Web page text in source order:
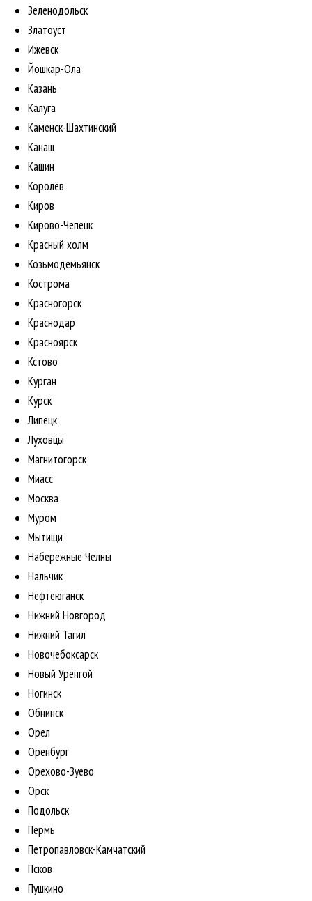
Зеленодольск
Златоуст
Ижевск
Йошкар-Ола
Казань
Калуга
Каменск-Шахтинский
Канаш
Кашин
Королёв
Киров
Кирово-Чепецк
Красный холм
Козьмодемьянск
Кострома
Красногорск
Краснодар
Красноярск
Кстово
Курган
Курск
Липецк
Луховцы
Магнитогорск
Миасс
Москва
Муром
Мытищи
Набережные Челны
Нальчик
Нефтеюганск
Нижний Новгород
Нижний Тагил
Новочебоксарск
Новый Уренгой
Ногинск
Обнинск
Орел
Оренбург
Орехово-Зуево
Орск
Подольск
Пермь
Петропавловск-Камчатский
Псков
Пушкино